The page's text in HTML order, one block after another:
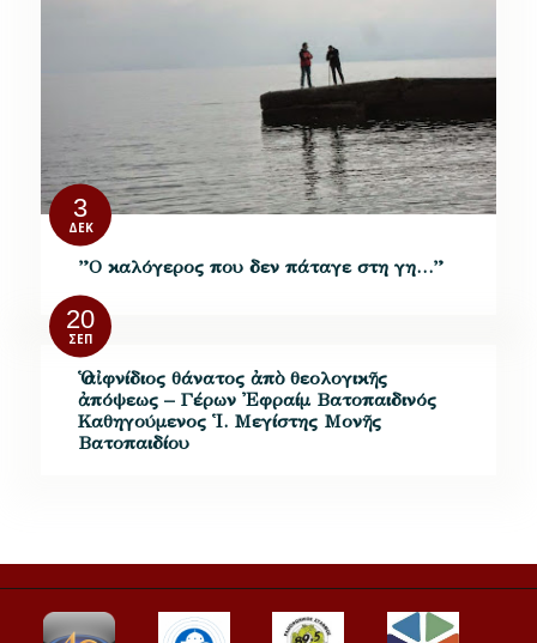
3
ΔΕΚ
”O καλόγερος που δεν πάταγε στη γη…”
20
ΣΕΠ
Ὁ αἰφνίδιος θάνατος ἀπὸ θεολογικῆς
ἀπόψεως – Γέρων Ἐφραίμ Βατοπαιδινός
Καθηγούμενος Ἱ. Μεγίστης Μονῆς
Βατοπαιδίου